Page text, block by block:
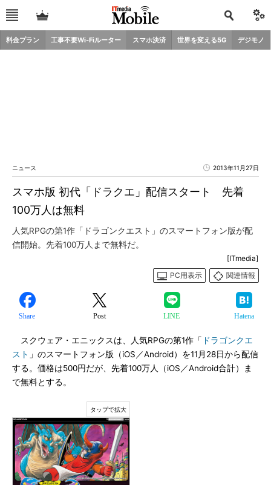
料金プラン 工事不要Wi-Fiルーター スマホ決済 世界を変える5G デジモノ
ニュース 2013年11月27日
スマホ版 初代「ドラクエ」配信スタート 先着
100万人は無料
人気RPGの第1作「ドラゴンクエスト」のスマートフォン版が配
信開始。先着100万人まで無料だ。
[ITmedia]
PC用表示
関連情報
Share Post LINE Hatena
スクウェア・エニックスは、人気RPGの第1作「 ドラゴンクエ
スト 」のスマートフォン版（iOS／Android）を11月28日から配信
する。価格は500円だが、先着100万人（iOS／Android合計）ま
で無料とする。